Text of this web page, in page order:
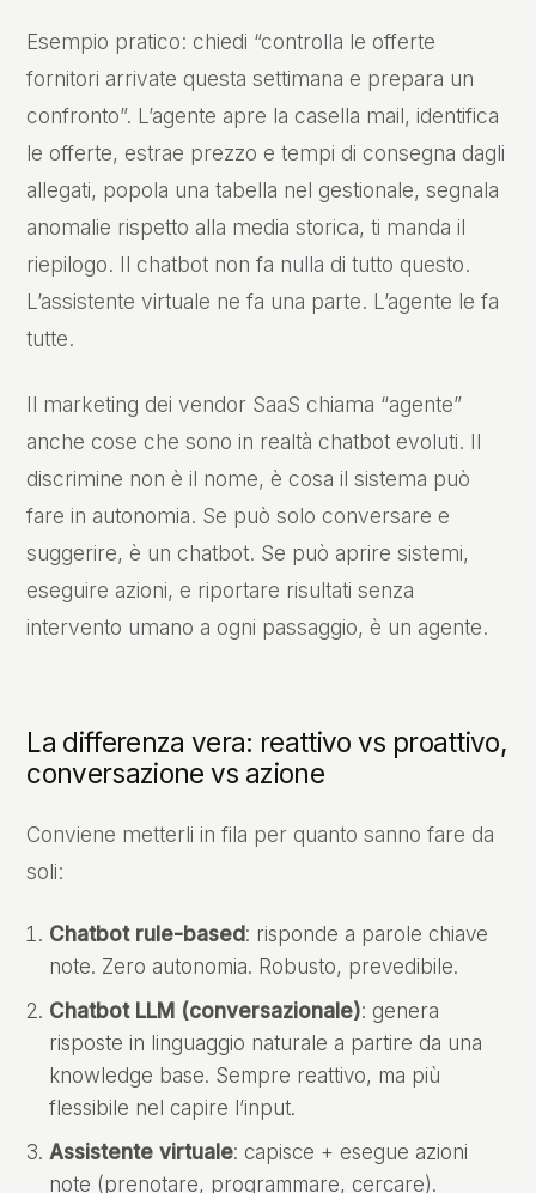
Esempio pratico: chiedi “controlla le offerte
fornitori arrivate questa settimana e prepara un
confronto”. L’agente apre la casella mail, identifica
le offerte, estrae prezzo e tempi di consegna dagli
allegati, popola una tabella nel gestionale, segnala
anomalie rispetto alla media storica, ti manda il
riepilogo. Il chatbot non fa nulla di tutto questo.
L’assistente virtuale ne fa una parte. L’agente le fa
tutte.
Il marketing dei vendor SaaS chiama “agente”
anche cose che sono in realtà chatbot evoluti. Il
discrimine non è il nome, è cosa il sistema può
fare in autonomia. Se può solo conversare e
suggerire, è un chatbot. Se può aprire sistemi,
eseguire azioni, e riportare risultati senza
intervento umano a ogni passaggio, è un agente.
La differenza vera: reattivo vs proattivo,
conversazione vs azione
Conviene metterli in fila per quanto sanno fare da
soli:
Chatbot rule-based: risponde a parole chiave
note. Zero autonomia. Robusto, prevedibile.
Chatbot LLM (conversazionale): genera
risposte in linguaggio naturale a partire da una
knowledge base. Sempre reattivo, ma più
flessibile nel capire l’input.
Assistente virtuale: capisce + esegue azioni
note (prenotare, programmare, cercare).